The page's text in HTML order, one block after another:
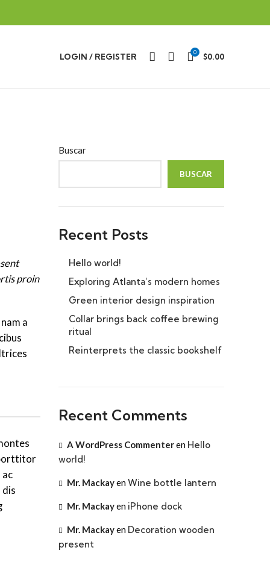
LOGIN / REGISTER 0 $0.00
proin
a
dis
Buscar
BUSCAR
Recent Posts
Hello world!
Exploring Atlanta’s modern homes
Green interior design inspiration
Collar brings back coffee brewing
ritual
Reinterprets the classic bookshelf
Recent Comments
A WordPress Commenteren Hello
world!
Mr. MackayenWine bottle lantern
Mr. Mackayen iPhone dock
Mr. Mackayen Decoration wooden
present